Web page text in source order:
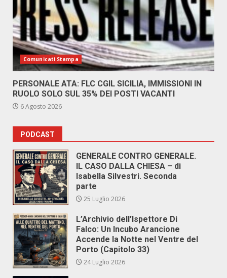
Comunicati Stampa
PERSONALE ATA: FLC CGIL SICILIA, IMMISSIONI IN
RUOLO SOLO SUL 35% DEI POSTI VACANTI
6 Agosto 2026
PODCAST
GENERALE CONTRO GENERALE.
IL CASO DALLA CHIESA – di
Isabella Silvestri. Seconda
parte
25 Luglio 2026
L’Archivio dell’Ispettore Di
Falco: Un Incubo Arancione
Accende la Notte nel Ventre del
Porto (Capitolo 33)
24 Luglio 2026